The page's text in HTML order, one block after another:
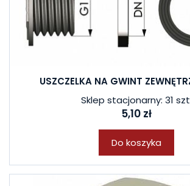
USZCZELKA NA GWINT
Sklep stacjonarny: 31
5,10 zł
Do koszyka